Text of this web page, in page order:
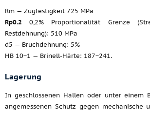
Rm — Zugfestigkeit 725 MPa
Rp0.2 0,2% Proportionalität Grenze
Restdehnung): 510 MPa
d5 — Bruchdehnung: 5%
HB 10−1 — Brinell-Härte: 187−241.
Lagerung
In geschlossenen Hallen oder unter einem
angemessenen Schutz gegen mechanische